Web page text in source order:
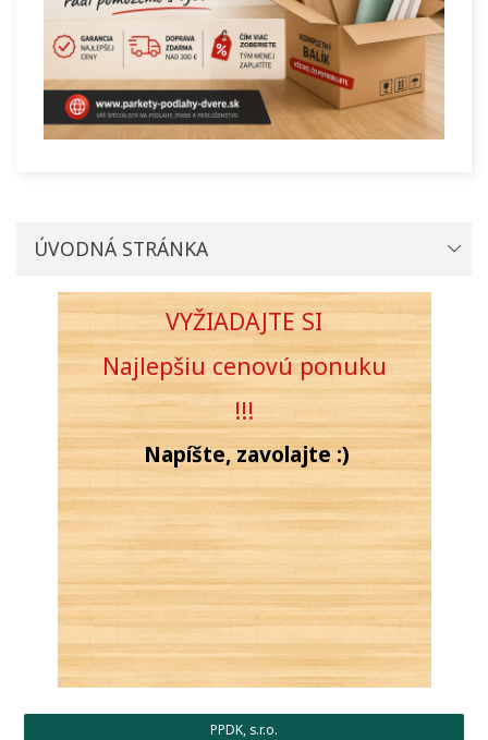
ÚVODNÁ STRÁNKA
VYŽIADAJTE SI
Najlepšiu cenovúponuku
!!!
Napíšte, zavolajte :)
PPDK, s.r.o.
Pridať do obľúbených
((modalTitle))
Vytvoriť zoznam želaní
Meno zoznamu
Registrovať sa
Na vytvorenie zoznamu želaných produktov je potrebné
prihlásiť sa.